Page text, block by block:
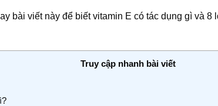
bài viết này để biết vitamin E có tác dụng gì và
Truy cập nhanh bài viết